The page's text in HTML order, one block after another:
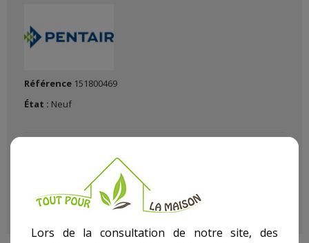
Référence 151800469
État : Neuf
Lors de la consultation de notre site, des